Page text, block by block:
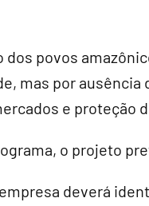
dos povos
mas por
e proteção
o projeto
deverá